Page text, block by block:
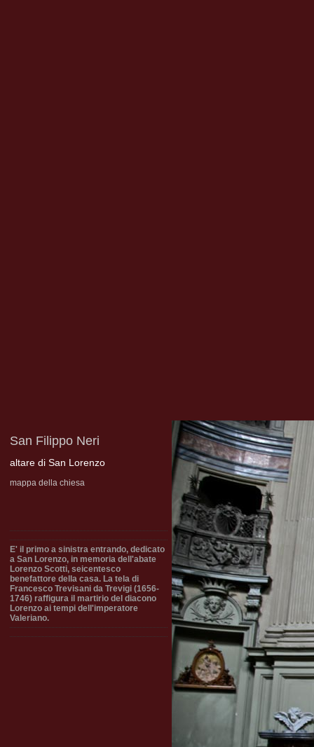
San Filippo Neri
altare di San Lorenzo
mappa della chiesa
E' il primo a sinistra entrando, dedicato
a San Lorenzo, in memoria dell'abate
Lorenzo Scotti, seicentesco
benefattore della casa. La tela di
Francesco Trevisani da Trevigi (1656-
1746) raffigura il martirio del diacono
Lorenzo ai tempi dell'imperatore
Valeriano.